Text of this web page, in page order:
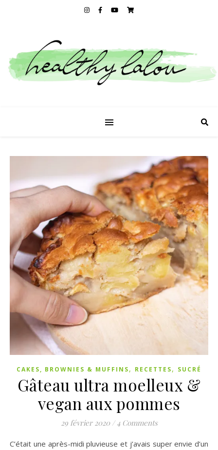
CAKES, BROWNIES & MUFFINS, RECETTES, SUCRÉ
Gâteau ultra moelleux &
vegan aux pommes
29 février 2020 / 4 Comments
C’était une après-midi pluvieuse et j’avais super envie d’un